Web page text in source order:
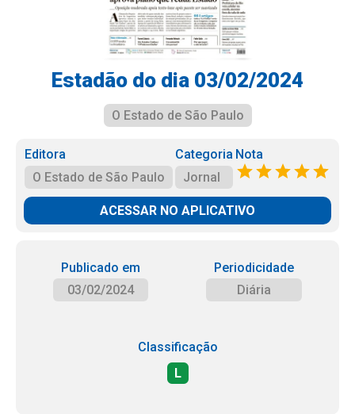
Estadão do dia 03/02/2024
O Estado de São Paulo
Editora
O Estado de São Paulo
Categoria
Jornal
Nota
ACESSAR NO APLICATIVO
Publicado em
03/02/2024
Periodicidade
Diária
Classificação
L